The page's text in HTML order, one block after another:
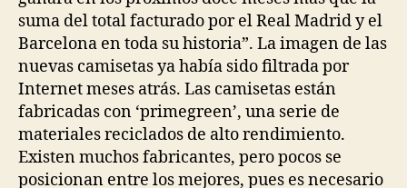
suma del total facturado por el Real Madrid y el
Barcelona en toda su historia”. La imagen de las
nuevas camisetas ya había sido filtrada por
Internet meses atrás. Las camisetas están
fabricadas con ‘primegreen’, una serie de
materiales reciclados de alto rendimiento.
Existen muchos fabricantes, pero pocos se
posicionan entre los mejores, pues es necesario